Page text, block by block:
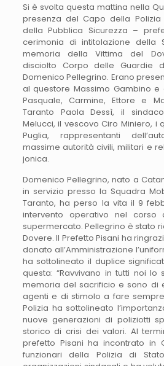
Si è svolta questa mattina nella
presenza del Capo della
della Pubblica Sicurezza –
cerimonia di intitolazione della
memoria della Vittima del
disciolto Corpo delle Guardie
Domenico Pellegrino. Erano
al questore Massimo Gambino
Pasquale, Carmine, Ettore e
Taranto Paola Dessì, il
Melucci, il vescovo Ciro Miniero, i
Puglia, rappresentanti
massime autorità civili, militari e
jonica.
Domenico Pellegrino, nato a
in servizio presso la Squadra
Taranto, ha perso la vita il 9
intervento operativo nel
supermercato. Pellegrino è stato
Dovere. Il Prefetto Pisani ha
donato all’Amministrazione
ha sottolineato il duplice
questa: “Ravvivano in tutti noi
memoria del sacrificio e sono di
agenti e di stimolo a fare
Polizia ha sottolineato
nuove generazioni di poliziotti
storico di crisi dei valori. Al
prefetto Pisani ha incontrato in
funzionari della Polizia di